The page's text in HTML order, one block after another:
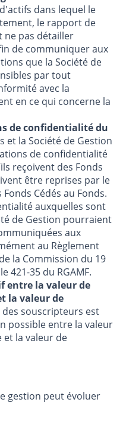
dans lequel le
le rapport de
ne pas détailler
de communiquer aux
que la Société de
par tout
avec la
en ce qui concerne la
de confidentialité du
et la Société de Gestion
de confidentialité
reçoivent des Fonds
être reprises par le
Cédés au Fonds.
auxquelles sont
de Gestion pourraient
aux
au Règlement
la Commission du 19
421-35 du RGAMF.
entre la valeur de
la valeur de
des souscripteurs est
possible entre la valeur
la valeur de
gestion peut évoluer